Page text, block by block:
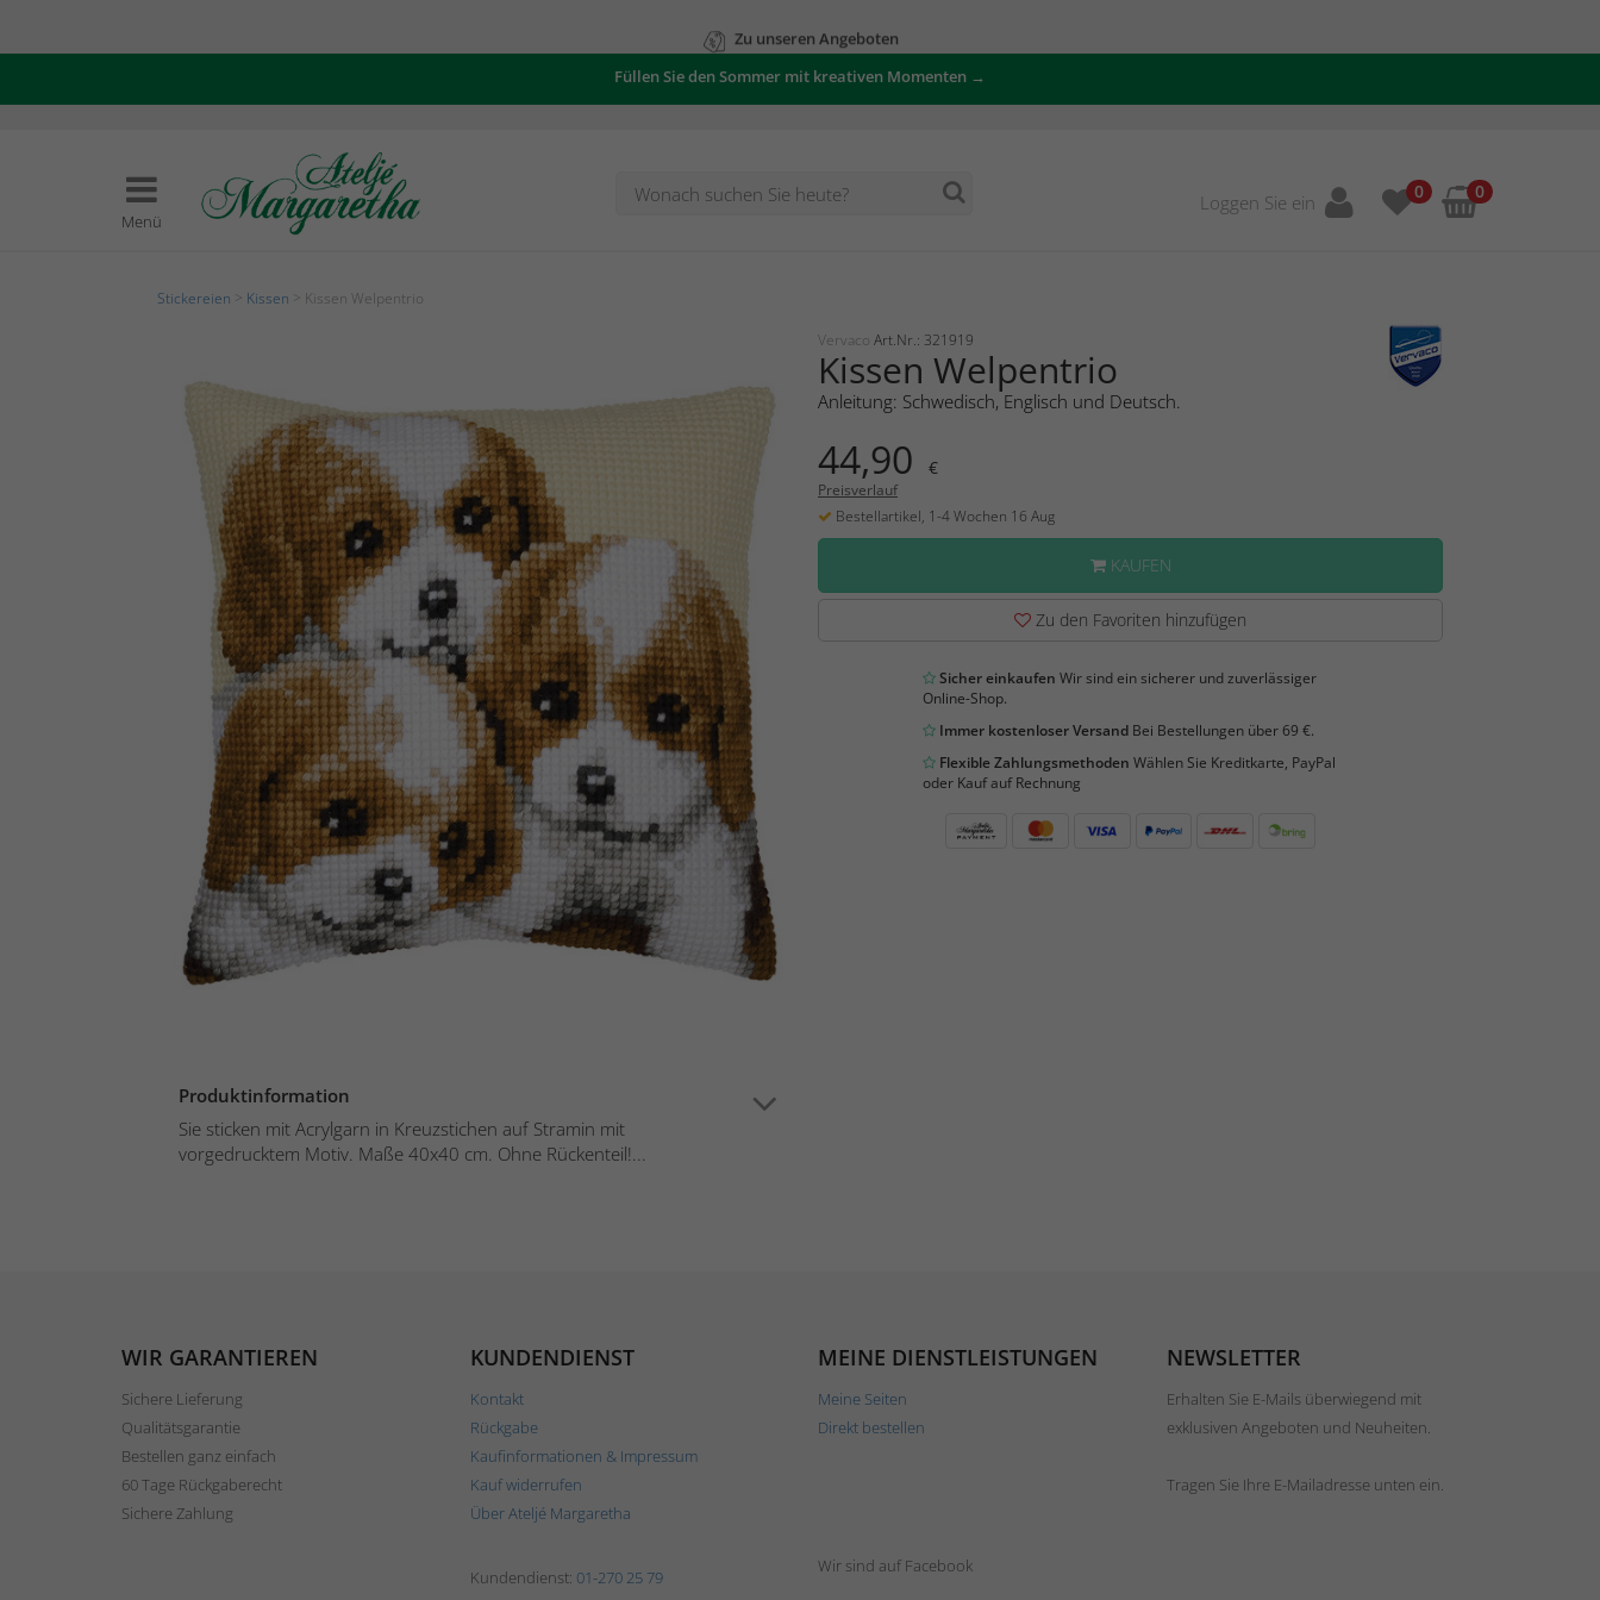
Füllen Sie den Sommer mit kreativen Momenten →
Menü
Loggen Sie ein 0 0
Stickereien Kissen > Kissen Welpentrio
Produktinformation
Sie sticken mit Acrylgarn in Kreuzstichen auf Stramin mit
vorgedrucktem Motiv. Maße 40x40 cm. Ohne Rückenteil!...
Vervaco Art.Nr.: 321919
Kissen Welpentrio
Anleitung: Schwedisch, Englisch und Deutsch.
44,90 €
Preisverlauf
Bestellartikel, 1-4 Wochen 16 Aug
KAUFEN
Zu den Favoriten hinzufügen
Sicher einkaufen Wir sind ein sicherer und zuverlässiger
Online-Shop.
Immer kostenloser VersandBei Bestellungen über 69 €.
Flexible Zahlungsmethoden Wählen Sie Kreditkarte, PayPal
oder Kauf auf Rechnung
WIR GARANTIEREN
Sichere Lieferung
Qualitätsgarantie
Bestellen ganz einfach
60 Tage Rückgaberecht
Sichere Zahlung
KUNDENDIENST
Kontakt
Rückgabe
Kaufinformationen & Impressum
Kauf widerrufen
Über Ateljé Margaretha
MEINE DIENSTLEISTUNGEN
Meine Seiten
Direkt bestellen
NEWSLETTER
Erhalten Sie E-Mails überwiegend mit
exklusiven Angeboten und Neuheiten.
Tragen Sie Ihre E-Mailadresse unten ein.
Kundendienst: 01-270 25 79
Wir sind auf Facebook